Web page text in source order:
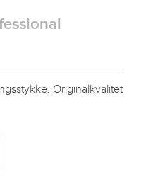
Originalkvalitet